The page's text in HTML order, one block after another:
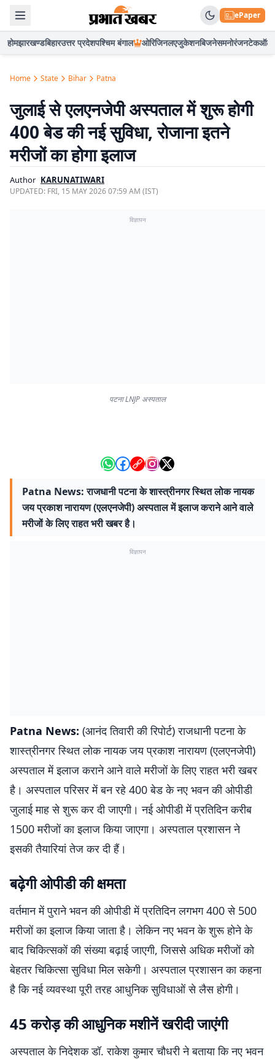
ePaper
होमझारखण्डबिहारउत्तर प्रदेशपश्चिम बंगाल ओरिजिनलएजुकेशनबिजनेसमनोरंजनटेकऑटो
Home State Bihar Patna
जुलाई से एलएनजेपी अस्पताल में शुरू होगी
400 बेड की नई सुविधा, रोजाना इतने
मरीजों का होगा इलाज
Author KARUNATIWARI
UPDATED: FRI, 15 MAY 2026 07:59 AM (IST)
विज्ञापन
पटना LNJP अस्पताल
Patna News: राजधानी पटना के शास्त्रीनगर स्थित लोक नायक
जय प्रकाश नारायण (एलएनजेपी) अस्पताल में इलाज कराने आने वाले
मरीजों के लिए राहत भरी खबर है।
विज्ञापन
Patna News: (आनंद तिवारी की रिपोर्ट) राजधानी पटना के
शास्त्रीनगर स्थित लोक नायक जय प्रकाश नारायण (एलएनजेपी)
अस्पताल में इलाज कराने आने वाले मरीजों के लिए राहत भरी खबर
है। अस्पताल परिसर में बन रहे 400 बेड के नए भवन की ओपीडी
जुलाई माह से शुरू कर दी जाएगी। नई ओपीडी में प्रतिदिन करीब
1500 मरीजों का इलाज किया जाएगा। अस्पताल प्रशासन ने
इसकी तैयारियां तेज कर दी हैं।
बढ़ेगी ओपीडी की क्षमता
वर्तमान में पुराने भवन की ओपीडी में प्रतिदिन लगभग 400 से 500
मरीजों का इलाज किया जाता है। लेकिन नए भवन के शुरू होने के
बाद चिकित्सकों की संख्या बढ़ाई जाएगी, जिससे अधिक मरीजों को
बेहतर चिकित्सा सुविधा मिल सकेगी। अस्पताल प्रशासन का कहना
है कि नई व्यवस्था पूरी तरह आधुनिक सुविधाओं से लैस होगी।
45 करोड़ की आधुनिक मशीनें खरीदी जाएंगी
अस्पताल के निदेशक डॉ. राकेश कुमार चौधरी ने बताया कि नए भवन